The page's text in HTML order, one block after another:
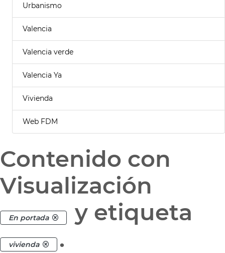
Urbanismo
Valencia
Valencia verde
Valencia Ya
Vivienda
Web FDM
Contenido con
Visualización
En portada y etiqueta
vivienda .